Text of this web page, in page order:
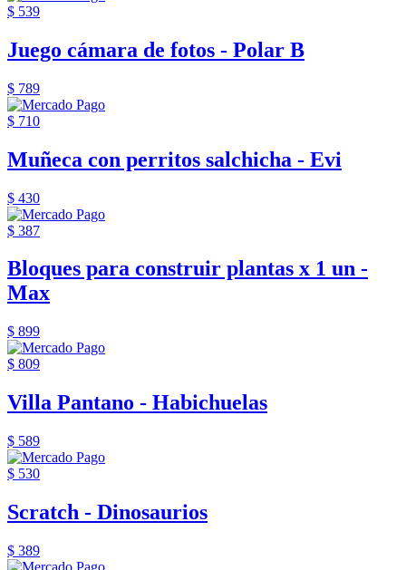
$ 539
Juego cámara de fotos - Polar B
$ 789
$ 710
Muñeca con perritos salchicha - Evi
$ 430
$ 387
Bloques para construir plantas x 1 un -
Max
$ 899
$ 809
Villa Pantano - Habichuelas
$ 589
$ 530
Scratch - Dinosaurios
$ 389